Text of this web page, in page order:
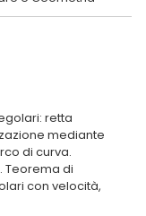
retta
mediante
di curva.
Teorema di
con velocità,